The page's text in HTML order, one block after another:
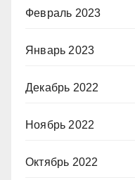
Февраль 2023
Январь 2023
Декабрь 2022
Ноябрь 2022
Октябрь 2022